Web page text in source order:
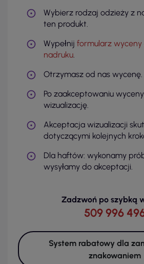
Wybierz rodzaj odzieży z
ten produkt.
Wypełnij formularz wyceny
nadruku.
Otrzymasz od nas wycenę.
Po zaakceptowaniu
wizualizację.
Akceptacja wizualizacji
dotyczącymi kolejnych
Dla haftów: wykonamy
wysyłamy do akceptacji.
Zadzwoń po szybką
509 996
System rabatowy dla
znakowaniem